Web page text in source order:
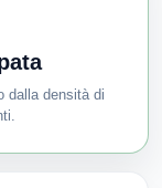
dalla densità di